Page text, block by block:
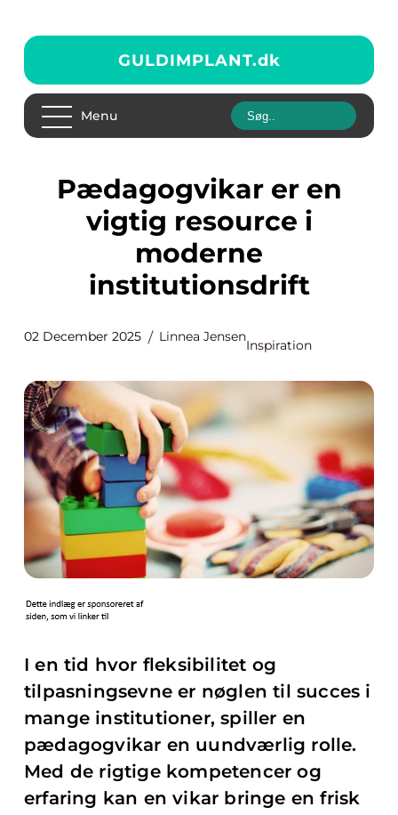
GULDIMPLANT.dk
Menu
Pædagogvikar er en
vigtig resource i
moderne
institutionsdrift
02 December 2025 Linnea Jensen
Inspiration
I en tid hvor fleksibilitet og
tilpasningsevne er nøglen til succes i
mange institutioner, spiller en
pædagogvikar en uundværlig rolle.
Med de rigtige kompetencer og
erfaring kan en vikar bringe en frisk